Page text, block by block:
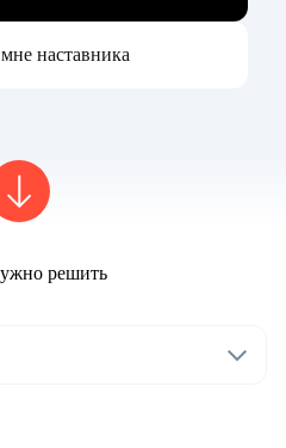
наставника
решить